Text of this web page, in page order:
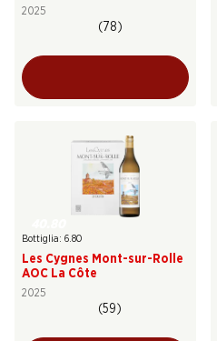
2025
(78)
Bottiglia: 6.80
Les Cygnes Mont-sur-Rolle
AOC La Côte
2025
(59)